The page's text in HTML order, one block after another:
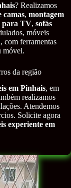
? Realizamos
camas, montagem
para TV, sofás
móveis
com ferramentas
móvel.
da região
em Pinhais, em
realizamos
Atendemos
Solicite agora
experiente em